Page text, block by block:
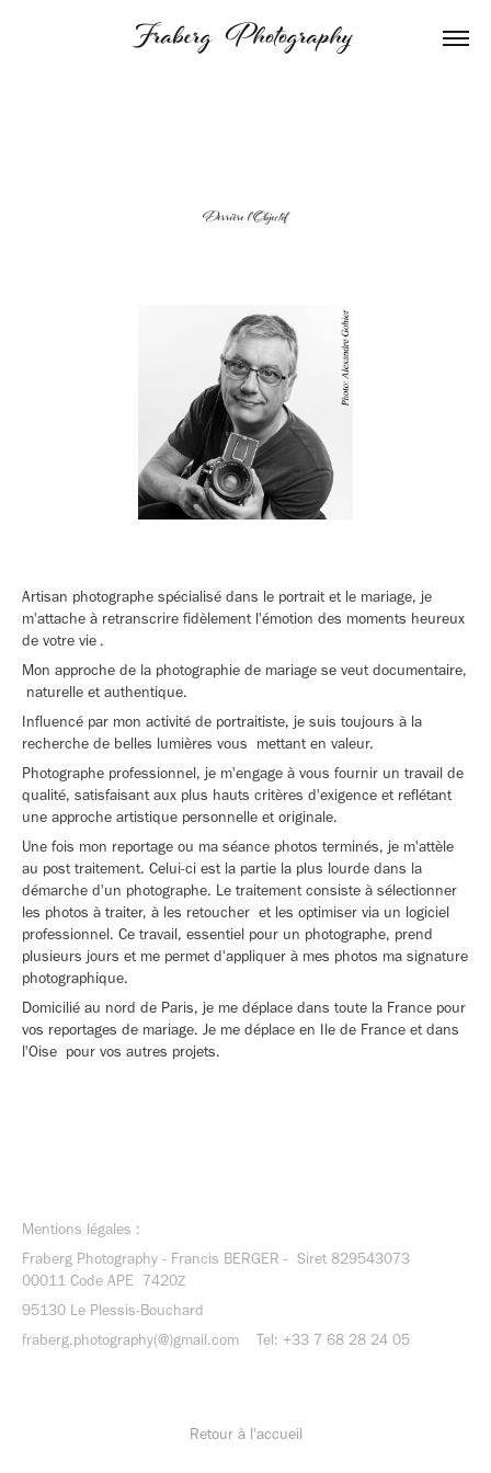
Fraberg  Photography
Derrièrel'Objectif
Artisan photographe spécialisé dans le portrait et le mariage, je
m'attache à retranscrire fidèlement l'émotion des moments heureux
de votre vie .
Mon approche de la photographie de mariage se veut documentaire,
naturelle et authentique.
Influencé par mon activité de portraitiste, je suis toujours à la
recherche de belles lumières vous mettant en valeur.
Photographe professionnel, je m'engage à vous fournir un travail de
qualité, satisfaisant aux plus hauts critères d'exigence et reflétant
une approche artistique personnelle et originale.
Une fois mon reportage ou ma séance photos terminés, je m'attèle
au post traitement. Celui-ci est la partie la plus lourde dans la
démarche d'un photographe. Le traitement consiste à sélectionner
les photos à traiter, à les retoucher et les optimiser via un logiciel
professionnel. Ce travail, essentiel pour un photographe, prend
plusieurs jours et me permet d'appliquer à mes photos ma signature
photographique.
Domicilié au nord de Paris, je me déplace dans toute la France pour
vos reportages de mariage. Je me déplace en Ile de France et dans
l'Oise pour vos autres projets.
Mentions légales :
Fraberg Photography - Francis BERGER - Siret 829543073
00011 Code APE 7420Z
95130 Le Plessis-Bouchard
fraberg.photography(@)gmail.com Tel: +33 7 68 28 24 05
Retour à l'accueil